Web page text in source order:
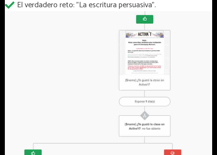
El verdadero reto: "La escritura persuasiva".